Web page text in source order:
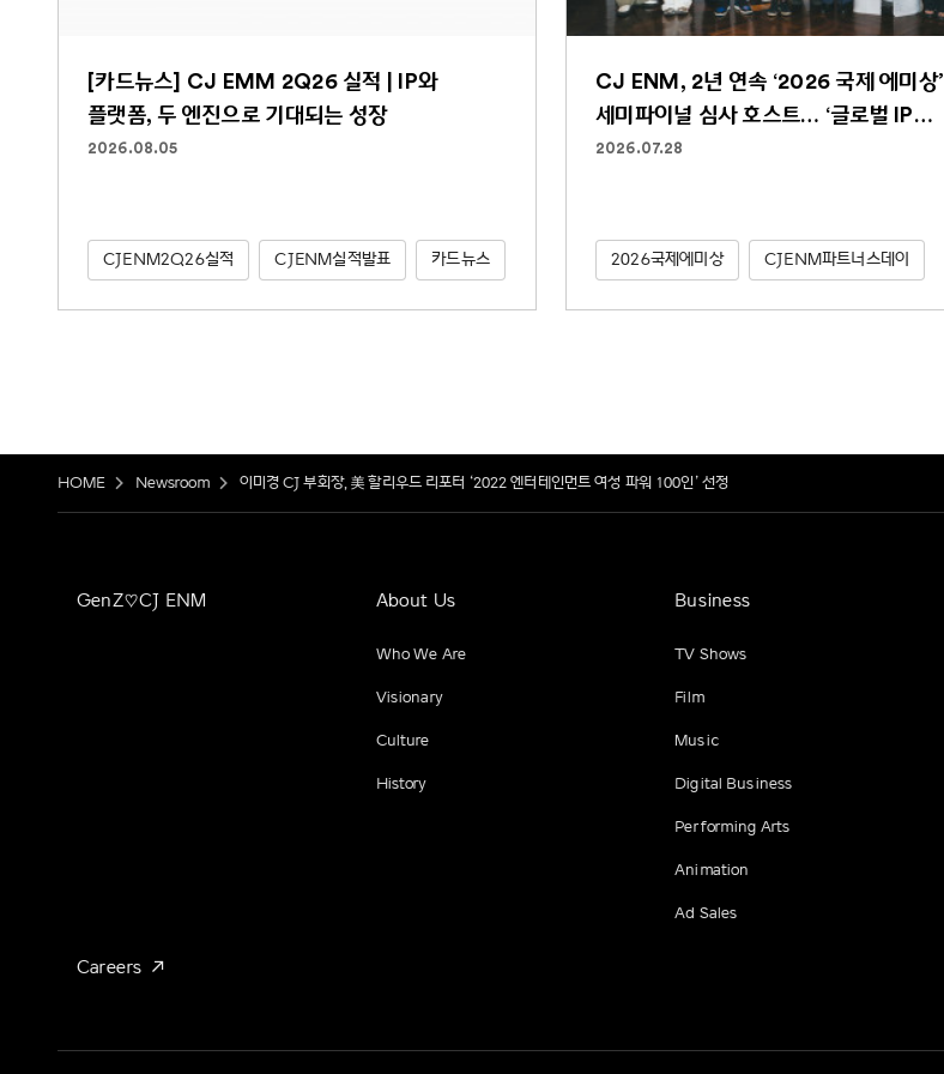
[카드뉴스] CJ EMM 2Q26 실적 | IP와
플랫폼, 두 엔진으로 기대되는 성장
2026.08.05
CJENM2Q26실적 CJENM실적발표 카드뉴스
CJ ENM, 2년 연속 ‘2026 국제 에미상’
세미파이널 심사 호스트… ‘글로벌 IP
파워하우스’ 역할 굳건
2026.07.28
2026국제에미상 CJENM파트너스데이
HOME Newsroom 이미경 CJ 부회장, 美 할리우드 리포터 ‘2022 엔터테인먼트 여성 파워 100인’ 선정
GenZ♡CJ ENM About Us
Who We Are
Visionary
Culture
History
Business
TV Shows
Film
Music
Digital Business
Performing Arts
Animation
Ad Sales
Careers